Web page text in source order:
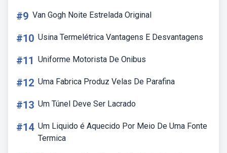
#9 Van Gogh Noite Estrelada Original
#10 Usina Termelétrica Vantagens E Desvantagens
#11 Uniforme Motorista De Onibus
#12 Uma Fabrica Produz Velas De Parafina
#13 Um Túnel Deve Ser Lacrado
#14 Um Liquido é Aquecido Por Meio De Uma Fonte
Termica